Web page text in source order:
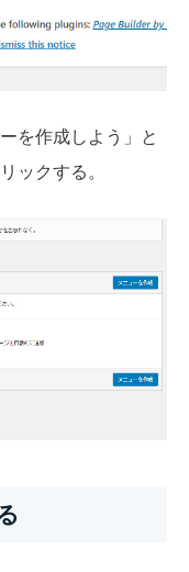
を作成しよう」と
ックする 。